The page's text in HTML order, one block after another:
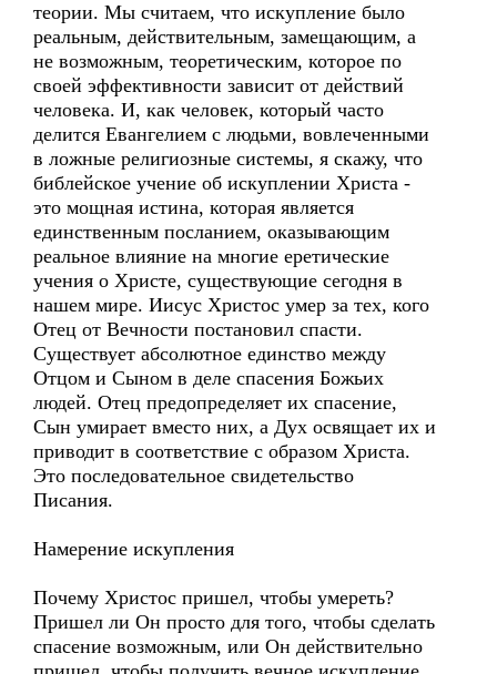
теории. Мы считаем, что искупление было
реальным, действительным, замещающим, а
не возможным, теоретическим, которое по
своей эффективности зависит от действий
человека. И, как человек, который часто
делится Евангелием с людьми, вовлеченными
в ложные религиозные системы, я скажу, что
библейское учение об искуплении Христа -
это мощная истина, которая является
единственным посланием, оказывающим
реальное влияние на многие еретические
учения о Христе, существующие сегодня в
нашем мире. Иисус Христос умер за тех, кого
Отец от Вечности постановил спасти.
Существует абсолютное единство между
Отцом и Сыном в деле спасения Божьих
людей. Отец предопределяет их спасение,
Сын умирает вместо них, а Дух освящает их и
приводит в соответствие с образом Христа.
Это последовательное свидетельство
Писания.
Намерение искупления
Почему Христос пришел, чтобы умереть?
Пришел ли Он просто для того, чтобы сделать
спасение возможным, или Он действительно